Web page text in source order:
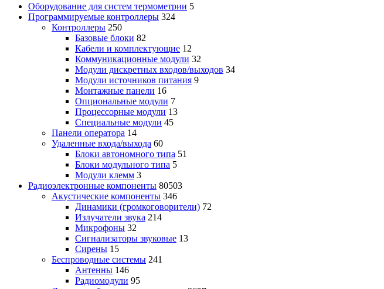
Оборудование для систем термометрии 5
Программируемые контроллеры 324
Контроллеры 250
Базовые блоки 82
Кабели и комплектующие 12
Коммуникационные модули 32
Модули дискретных входов/выходов 34
Модули источников питания 9
Монтажные панели 16
Опциональные модули 7
Процессорные модули 13
Специальные модули 45
Панели оператора 14
Удаленные входа/выхода 60
Блоки автономного типа 51
Блоки модульного типа 5
Модули клемм 3
Радиоэлектронные компоненты 80503
Акустические компоненты 346
Динамики (громкоговорители) 72
Излучатели звука 214
Микрофоны 32
Сигнализаторы звуковые 13
Сирены 15
Беспроводные системы 241
Антенны 146
Радиомодули 95